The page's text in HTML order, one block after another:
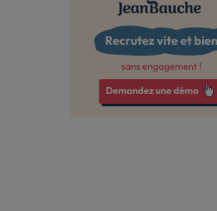
Charente
Charente-Maritime
Corrèze